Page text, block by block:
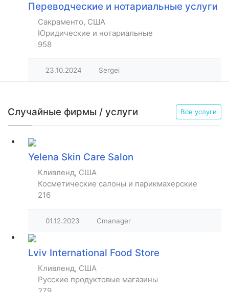
Переводческие и нотариальные услуги
Сакраменто, США
Юридические и нотариальные
958
23.10.2024 Sergei
Случайные фирмы / услуги Все услуги
Yelena Skin Care Salon
Кливленд, США
Косметические салоны и парикмахерские
216
01.12.2023 Cmanager
Lviv International Food Store
Кливленд, США
Русские продуктовые магазины